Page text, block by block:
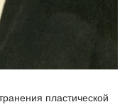
пластической